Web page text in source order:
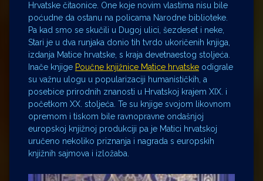
Hrvatske čitaonice. One koje novim vlastima nisu bile
poćudne da ostanu na policama Narodne biblioteke.
Pa kad smo se skučili u Dugoj ulici, šezdeset i neke,
Stari je u dva runjaka donio tih tvrdo ukoričenih knjiga,
izdanja Matice hrvatske, s kraja devetnaestog stoljeća.
Inače knjige Poučne knjižnice Matice hrvatske odigrale
su važnu ulogu u popularizaciji humanističkih, a
posebice prirodnih znanosti u Hrvatskoj krajem XIX. i
početkom XX. stoljeća. Te su knjige svojom likovnom
opremom i tiskom bile ravnopravne ondašnjoj
europskoj knjižnoj produkciji pa je Matici hrvatskoj
uručeno nekoliko priznanja i nagrada s europskih
knjižnih sajmova i izložaba.